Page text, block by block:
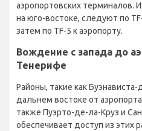
аэропортовских терминалов.
на юго-востоке, следуют по
затем по TF-5 к аэропорту.
Вождение с запада до
Тенерифе
Районы, такие как
дальнем востоке от
также Пуэрто-де-ла-Круз и
обеспечивает доступ из этих